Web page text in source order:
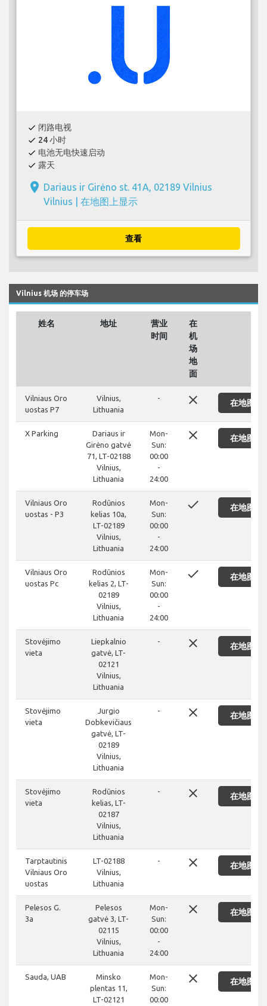
check 闭路电视
check 24 小时
check 电池无电快速启动
check 露天
place Dariaus ir Girėno st. 41A, 02189 Vilnius
Vilnius | 在地图上显示
查看
Vilnius 机场 的停车场
姓名 地址
营业
时间
在
机
场
地
面
Vilniaus Oro
uostas P7
Vilnius,
Lithuania
- close 在地图上
X Parking
Dariaus ir
Girėno gatvė
71, LT-02188
Vilnius,
Lithuania
Mon-
Sun:
00:00
-
24:00
close 在地图上
Vilniaus Oro
uostas - P3
Rodūnios
kelias 10a,
LT-02189
Vilnius,
Lithuania
Mon-
Sun:
00:00
-
24:00
done 在地图上
Vilniaus Oro
uostas Pc
Rodūnios
kelias 2, LT-
02189
Vilnius,
Lithuania
Mon-
Sun:
00:00
-
24:00
done 在地图上
Stovėjimo
vieta
Liepkalnio
gatvė, LT-
02121
Vilnius,
Lithuania
- close 在地图上
Stovėjimo
vieta
Jurgio
Dobkevičiaus
gatvė, LT-
02189
Vilnius,
Lithuania
- close 在地图上
Stovėjimo
vieta
Rodūnios
kelias, LT-
02187
Vilnius,
Lithuania
- close 在地图上
Tarptautinis
Vilniaus Oro
uostas
LT-02188
Vilnius,
Lithuania
- close 在地图上
Pelesos G.
3a
Pelesos
gatvė 3, LT-
02115
Vilnius,
Lithuania
Mon-
Sun:
00:00
-
24:00
close 在地图上
Sauda, UAB
Minsko
plentas 11,
LT-02121
Mon-
Sun:
00:00
close 在地图上